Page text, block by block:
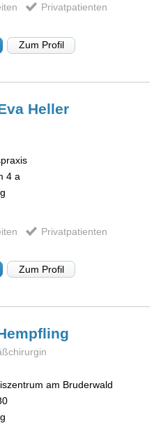
Privatpatienten
Zum Profil
Heller
4 a
Privatpatienten
Zum Profil
am Bruderwald